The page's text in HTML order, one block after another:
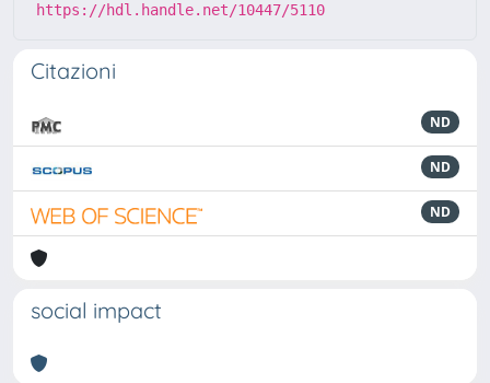
https://hdl.handle.net/10447/5110
Citazioni
ND
ND
ND
social impact